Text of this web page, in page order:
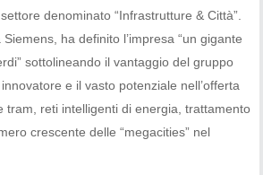
denominato “Infrastrutture & Città”.
ha definito l’impresa “un gigante
sottolineando il vantaggio del gruppo
e il vasto potenziale nell’offerta
tram, reti intelligenti di energia, trattamento
crescente delle “megacities” nel